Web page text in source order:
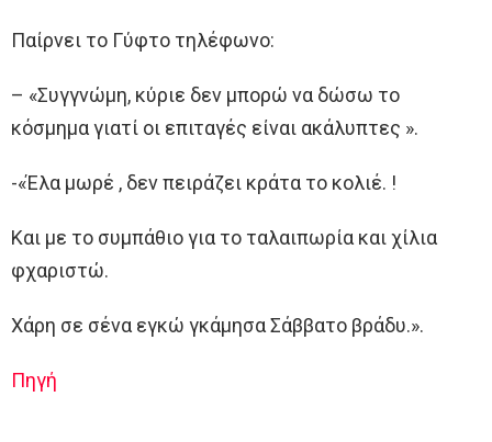
Παίρνει το Γύφτο τηλέφωνο:
– «Συγγνώμη, κύριε δεν μπορώ να δώσω το
κόσμημα γιατί οι επιταγές είναι ακάλυπτες ».
-«Έλα μωρέ , δεν πειράζει κράτα το κολιέ. !
Και με το συμπάθιο για το ταλαιπωρία και χίλια
φχαριστώ.
Χάρη σε σένα εγκώ γκάμησα Σάββατο βράδυ.».
Πηγή